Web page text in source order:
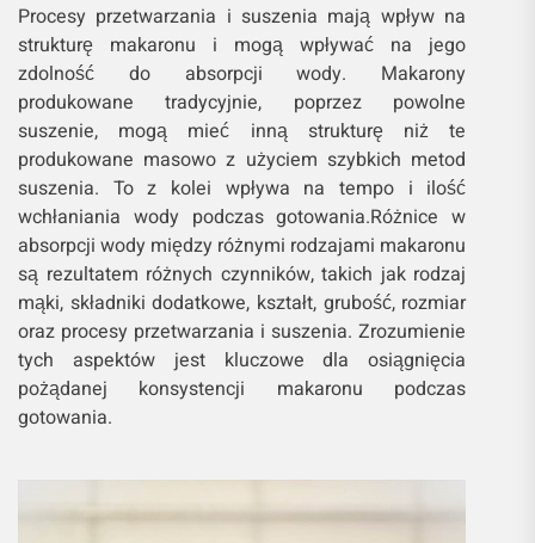
Procesy przetwarzania i suszenia mają wpływ na
strukturę makaronu i mogą wpływać na jego
zdolność do absorpcji wody. Makarony
produkowane tradycyjnie, poprzez powolne
suszenie, mogą mieć inną strukturę niż te
produkowane masowo z użyciem szybkich metod
suszenia. To z kolei wpływa na tempo i ilość
wchłaniania wody podczas gotowania.Różnice w
absorpcji wody między różnymi rodzajami makaronu
są rezultatem różnych czynników, takich jak rodzaj
mąki, składniki dodatkowe, kształt, grubość, rozmiar
oraz procesy przetwarzania i suszenia. Zrozumienie
tych aspektów jest kluczowe dla osiągnięcia
pożądanej konsystencji makaronu podczas
gotowania.